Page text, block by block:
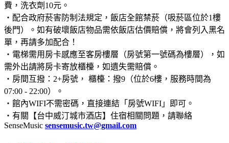
費，洗衣劑10元。
・配合政府菸害防制法規定，飯店全館禁菸（吸菸區位於1樓
後門）。如有破壞飯店物品需依飯店估價賠償，將會列入黑名
單，再請多加配合！
・電梯需用房卡感應至客房樓層（房號第一號碼為樓層），如
需外出請將房卡寄放櫃檯，如遺失需賠償。
・房間互撥：2+房號， 櫃檯：撥9（位於6樓，服務時間為
07:00 - 22:00）。
・館內WIFI不需密碼，直接連結「房號WIFI」即可。
・有關【台中威汀城市酒店】住宿相關問題，請聯絡
SenseMusic sensemusic.tw@gmail.com